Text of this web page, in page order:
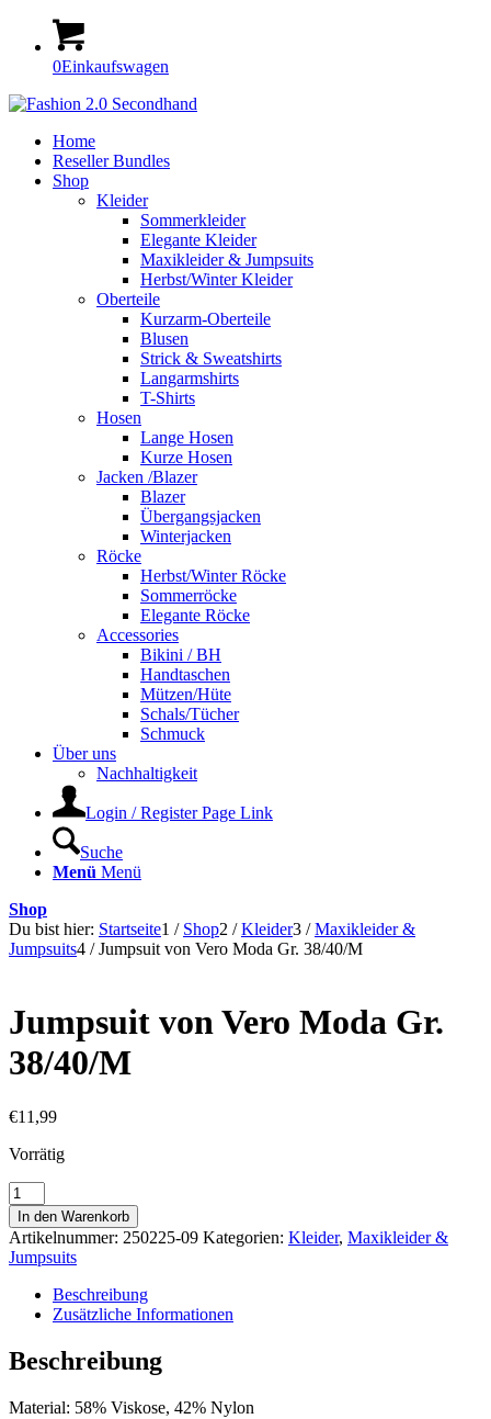
0Einkaufswagen
Home
Reseller Bundles
Shop
Kleider
Sommerkleider
Elegante Kleider
Maxikleider & Jumpsuits
Herbst/Winter Kleider
Oberteile
Kurzarm-Oberteile
Blusen
Strick & Sweatshirts
Langarmshirts
T-Shirts
Hosen
Lange Hosen
Kurze Hosen
Jacken /Blazer
Blazer
Übergangsjacken
Winterjacken
Röcke
Herbst/Winter Röcke
Sommerröcke
Elegante Röcke
Accessories
Bikini / BH
Handtaschen
Mützen/Hüte
Schals/Tücher
Schmuck
Über uns
Nachhaltigkeit
Login / Register Page Link
Suche
Menü Menü
Shop
Du bist hier: Startseite1 / Shop2 / Kleider3 / Maxikleider &
Jumpsuits4 / Jumpsuit von Vero Moda Gr. 38/40/M
Jumpsuit von Vero Moda Gr.
38/40/M
€11,99
Vorrätig
Jumpsuit
von
Vero
Moda
Gr.
38/40/M
Menge
In den Warenkorb
Artikelnummer: 250225-09 Kategorien: Kleider, Maxikleider &
Jumpsuits
Beschreibung
Zusätzliche Informationen
Beschreibung
Material: 58% Viskose, 42% Nylon